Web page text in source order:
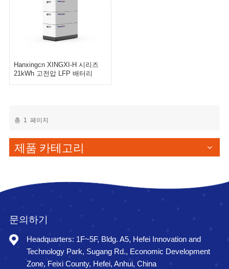
Hanxingcn XINGXI-H 시리즈
21kWh 고전압 LFP 배터리
총 1 페이지
제품 카테고리
문의하기
Headquarters: 1F~5F, Bldg. A5, Hefei Innovation and
Technology Park, Sugang Rd., Economic Development
Zone, Feixi County, Hefei, Anhui, China